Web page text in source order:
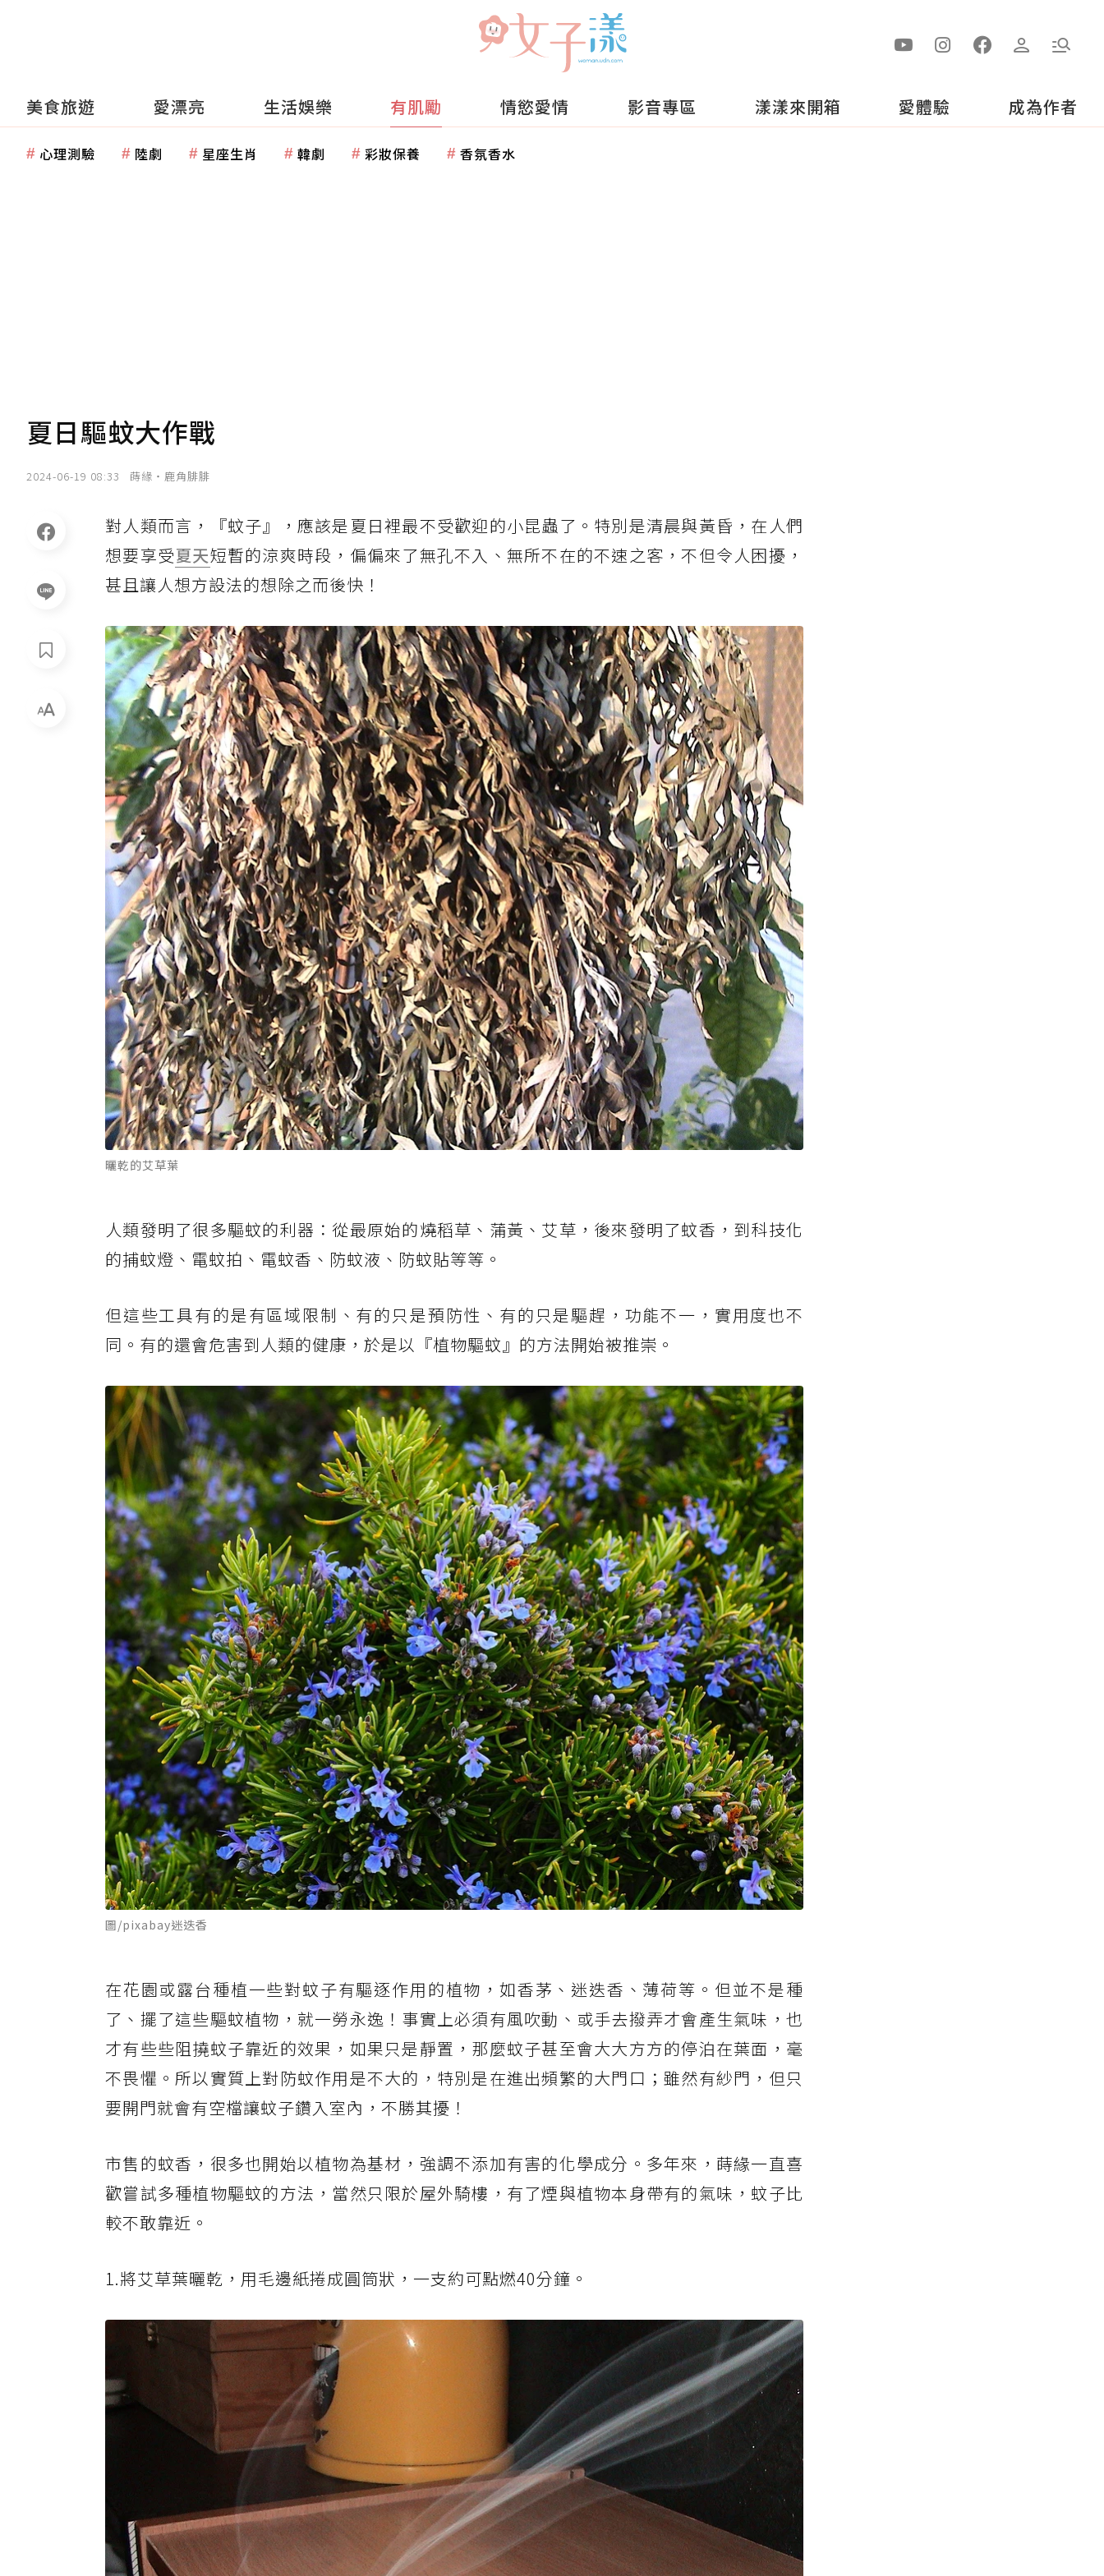
美食旅遊 愛漂亮 生活娛樂 有肌勵 情慾愛情 影音專區 漾漾來開箱 愛體驗 成為作者
心理測驗 陸劇 星座生肖 韓劇 彩妝保養 香氛香水
夏日驅蚊大作戰
2024-06-19 08:33 蒔緣‧鹿角腓腓
對人類而言，『蚊子』，應該是夏日裡最不受歡迎的小昆蟲了。特別是清晨與黃昏，在人們
想要享受夏天短暫的涼爽時段，偏偏來了無孔不入、無所不在的不速之客，不但令人困擾，
甚且讓人想方設法的想除之而後快！
曬乾的艾草葉
人類發明了很多驅蚊的利器：從最原始的燒稻草、蒲黃、艾草，後來發明了蚊香，到科技化
的捕蚊燈、電蚊拍、電蚊香、防蚊液、防蚊貼等等。
但這些工具有的是有區域限制、有的只是預防性、有的只是驅趕，功能不一，實用度也不
同。有的還會危害到人類的健康，於是以『植物驅蚊』的方法開始被推崇。
圖/pixabay迷迭香
在花園或露台種植一些對蚊子有驅逐作用的植物，如香茅、迷迭香、薄荷等。但並不是種
了、擺了這些驅蚊植物，就一勞永逸！事實上必須有風吹動、或手去撥弄才會產生氣味，也
才有些些阻撓蚊子靠近的效果，如果只是靜置，那麼蚊子甚至會大大方方的停泊在葉面，毫
不畏懼。所以實質上對防蚊作用是不大的，特別是在進出頻繁的大門口；雖然有紗門，但只
要開門就會有空檔讓蚊子鑽入室內，不勝其擾！
市售的蚊香，很多也開始以植物為基材，強調不添加有害的化學成分。多年來，蒔緣一直喜
歡嘗試多種植物驅蚊的方法，當然只限於屋外騎樓，有了煙與植物本身帶有的氣味，蚊子比
較不敢靠近。
1.將艾草葉曬乾，用毛邊紙捲成圓筒狀，一支約可點燃40分鐘。